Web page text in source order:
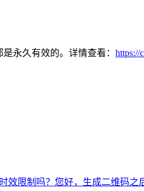
永久有效的。详情查看： https://
效限制吗？ 您好，生成二维码之